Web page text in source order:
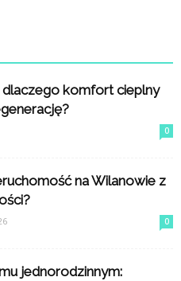
dlaczego komfort cieplny
0
na Wilanowie z
0
jednorodzinnym: